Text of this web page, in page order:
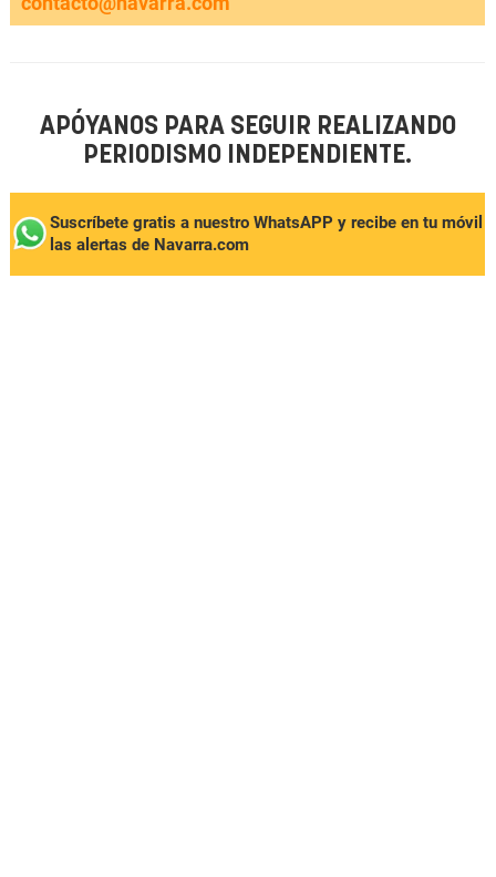
APÓYANOS PARA SEGUIR REALIZANDO
PERIODISMO INDEPENDIENTE.
Suscríbete gratis a nuestro WhatsAPP y recibe en tu móvil
las alertas de Navarra.com